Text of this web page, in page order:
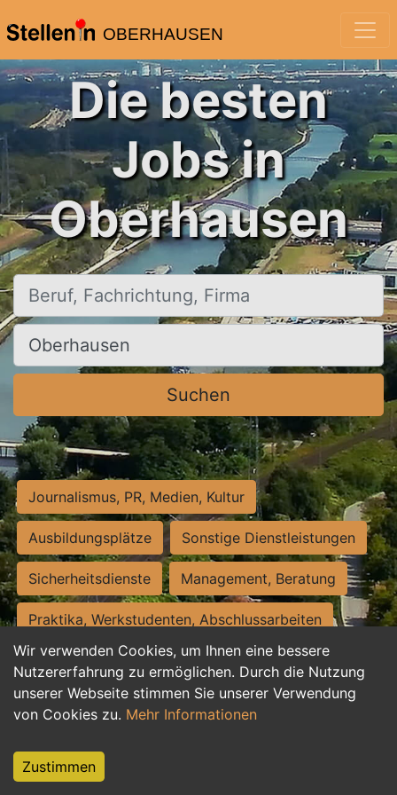
OBERHAUSEN
Wir verwenden Cookies, um Ihnen eine bessere
Nutzererfahrung zu ermöglichen. Durch die Nutzung
unserer Webseite stimmen Sie unserer Verwendung
von Cookies zu. Mehr Informationen
Zustimmen
Die besten
Jobs in
Oberhausen
Beruf, Fachrichtung, Firma
Ort, Stadt
Suchen
Journalismus, PR, Medien, Kultur
Ausbildungsplätze Sonstige Dienstleistungen
Sicherheitsdienste Management, Beratung
Praktika, Werkstudenten, Abschlussarbeiten
Personalwesen Assistenz, Sekretariat
Hilfskräfte, Aushilfs- und Nebenjobs
Weiterbildung, Studium, duale Ausbildung